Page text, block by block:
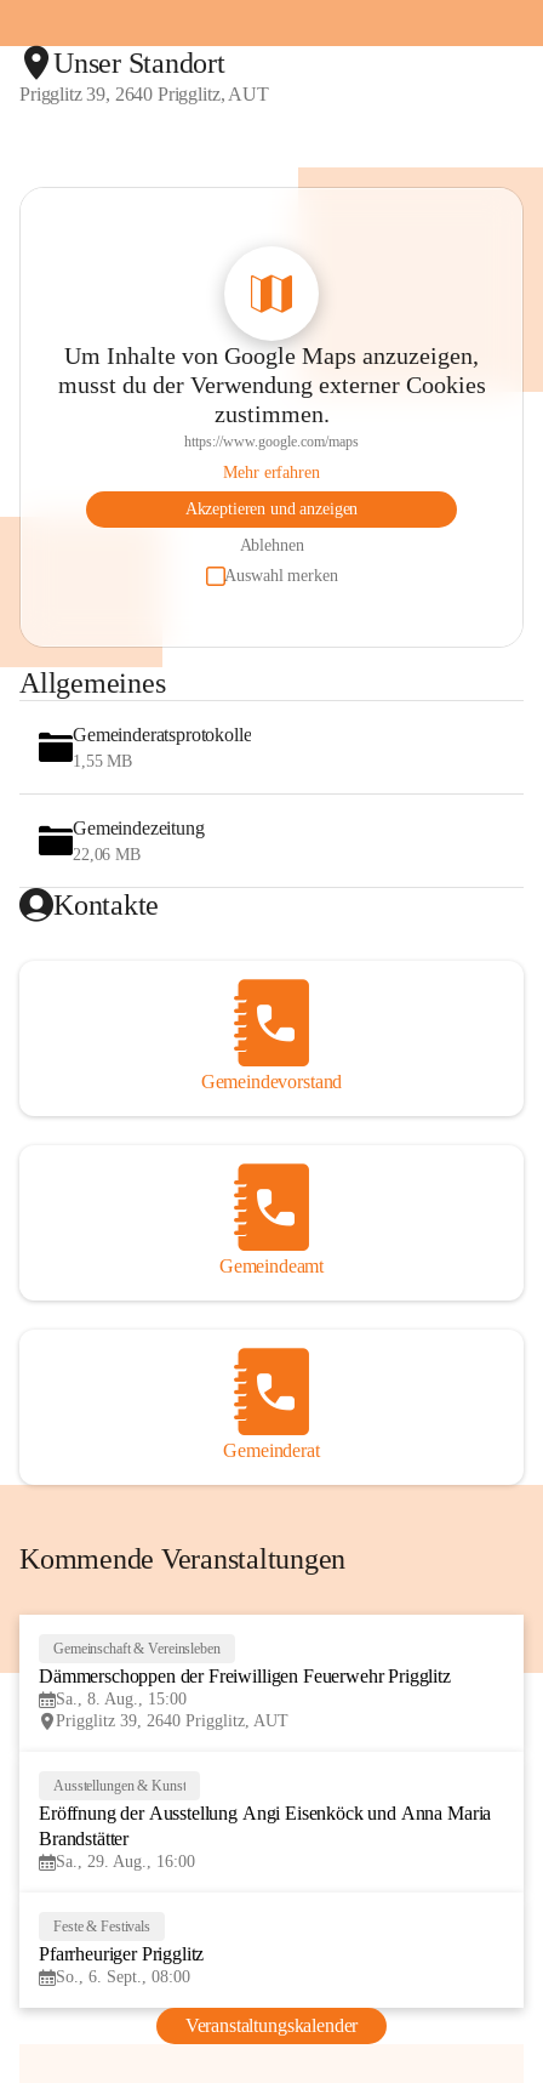
Unser Standort
Prigglitz 39, 2640 Prigglitz, AUT
Um Inhalte von Google Maps anzuzeigen,
musst du der Verwendung externer Cookies
zustimmen.
https://www.google.com/maps
Mehr erfahren
Akzeptieren und anzeigen
Ablehnen
Auswahl merken
Allgemeines
Gemeinderatsprotokolle
1,55 MB
Gemeindezeitung
22,06 MB
Kontakte
Gemeindevorstand
Gemeindeamt
Gemeinderat
Kommende Veranstaltungen
Gemeinschaft & Vereinsleben
Dämmerschoppen der Freiwilligen Feuerwehr Prigglitz
Sa., 8. Aug., 15:00
Prigglitz 39, 2640 Prigglitz, AUT
AUG
Ausstellungen & Kunst
Eröffnung der Ausstellung Angi Eisenköck und Anna Maria
Brandstätter
Sa., 29. Aug., 16:00
Feste & Festivals
Pfarrheuriger Prigglitz
So., 6. Sept., 08:00
Veranstaltungskalender